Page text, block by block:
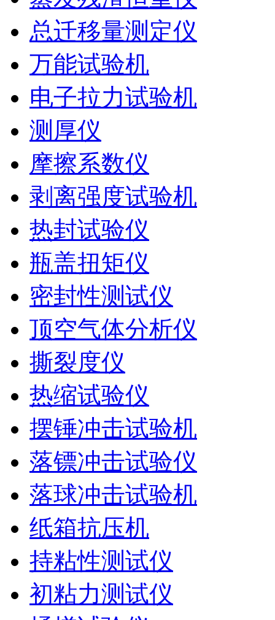
总迁移量测定仪
万能试验机
电子拉力试验机
测厚仪
摩擦系数仪
剥离强度试验机
热封试验仪
瓶盖扭矩仪
密封性测试仪
顶空气体分析仪
撕裂度仪
热缩试验仪
摆锤冲击试验机
落镖冲击试验仪
落球冲击试验机
纸箱抗压机
持粘性测试仪
初粘力测试仪